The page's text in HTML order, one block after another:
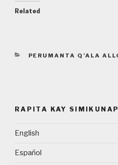
Related
CATEGORIES
PERUMANTA Q’ALA
RAPITA KAY
English
Español